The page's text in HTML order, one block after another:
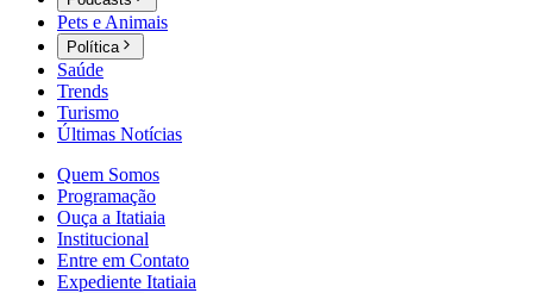
Pets e Animais
Política
Saúde
Trends
Turismo
Últimas Notícias
Quem Somos
Programação
Ouça a Itatiaia
Institucional
Entre em Contato
Expediente Itatiaia